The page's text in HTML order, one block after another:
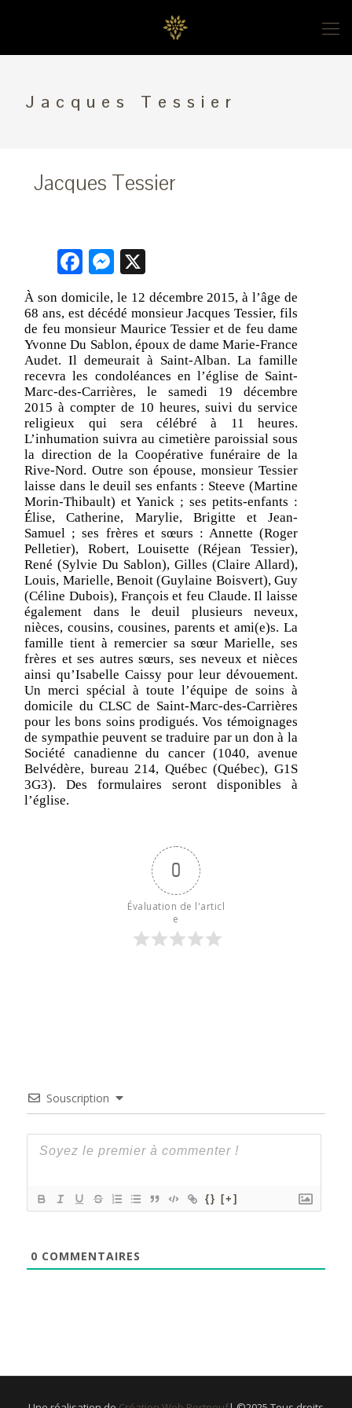
Jacques Tessier
Jacques Tessier
Facebook
Messenger
À son domicile, le 12 décembre 2015, à l’âge de
68 ans, est décédé monsieur Jacques Tessier, fils
de feu monsieur Maurice Tessier et de feu dame
Yvonne Du Sablon, époux de dame Marie-France
Audet. Il demeurait à Saint-Alban. La famille
recevra les condoléances en l’église de Saint-
Marc-des-Carrières, le samedi 19 décembre
2015 à compter de 10 heures, suivi du service
religieux qui sera célébré à 11 heures.
L’inhumation suivra au cimetière paroissial sous
la direction de la Coopérative funéraire de la
Rive-Nord. Outre son épouse, monsieur Tessier
laisse dans le deuil ses enfants : Steeve (Martine
Morin-Thibault) et Yanick ; ses petits-enfants :
Élise, Catherine, Marylie, Brigitte et Jean-
Samuel ; ses frères et sœurs : Annette (Roger
Pelletier), Robert, Louisette (Réjean Tessier),
René (Sylvie Du Sablon), Gilles (Claire Allard),
Louis, Marielle, Benoit (Guylaine Boisvert), Guy
(Céline Dubois), François et feu Claude. Il laisse
également dans le deuil plusieurs neveux,
nièces, cousins, cousines, parents et ami(e)s. La
famille tient à remercier sa sœur Marielle, ses
frères et ses autres sœurs, ses neveux et nièces
ainsi qu’Isabelle Caissy pour leur dévouement.
Un merci spécial à toute l’équipe de soins à
domicile du CLSC de Saint-Marc-des-Carrières
pour les bons soins prodigués. Vos témoignages
de sympathie peuvent se traduire par un don à la
Société canadienne du cancer (1040, avenue
Belvédère, bureau 214, Québec (Québec), G1S
3G3). Des formulaires seront disponibles à
l’église.
0
Évaluation de l'articl
e
Souscription
{} [+]
0 COMMENTAIRES